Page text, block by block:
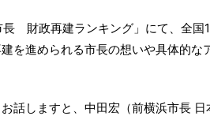
長 財政再建ランキング」にて、全
を進められる市長の想いや具体的な
お話しますと、中田宏（前横浜市長